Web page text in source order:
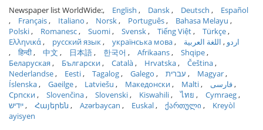
Newspaper list WorldWide: English Dansk Deutsch
Español
Français
Italiano Norsk Português
Bahasa Melayu
Polski
Romanesc Suomi Svensk Tiếng Việt
Türkçe
Ελληνικά
русский язык українська мова اردو
اللغة العربية
हिन्दी
中文 日本語 한국어 Afrikaans
Shqipe
Беларуская
Български Català Hrvatska
Čeština
Nederlandse
Eesti Tagalog Galego עברית
Magyar
Íslenska
Gaeilge Latviešu Македонски Malti
فارسی
Српски
Slovenčina Slovenski Kiswahili ไทย
Cymraeg
ייִדיש
Հայերեն Azərbaycan Euskal ქართული
Kreyòl
ayisyen